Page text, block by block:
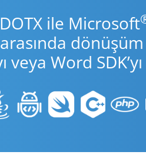
ile Microsoft
veya Word